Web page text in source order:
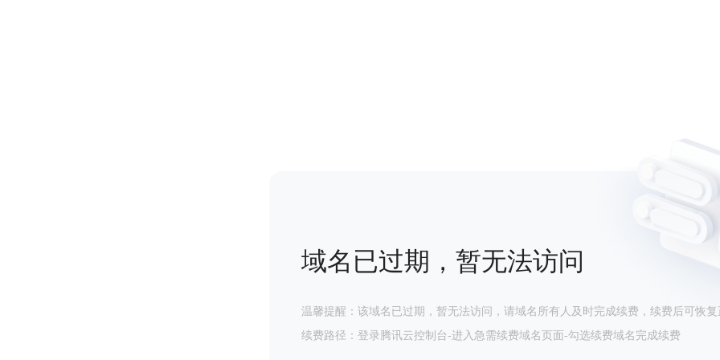
域名已过期，暂无法访问
温馨提醒：该域名已过期，暂无法访问，请域名所有人及时完成续费，续费后可恢复
续费路径：登录腾讯云控制台-进入急需续费域名页面-勾选续费域名完成续费